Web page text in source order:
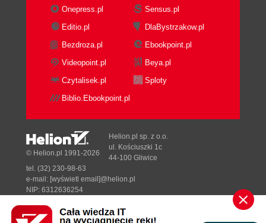
Onepress.pl
Sensus.pl
Editio.pl
DlaBystrzakow.pl
Bezdroza.pl
Ebookpoint.pl
Videopoint.pl
Beya.pl
Czytalisek.pl
Sploty
Biblio.Ebookpoint.pl
Designed with ♥ byTonik.pl
© Helion.pl 1991-2026
Helion.pl sp. z o.o.
ul. Kościuszki 1c
44-100 Gliwice
tel. (32) 230-98-63
e-mail: [wyświetl email]@helion.pl
NIP: 6312636254